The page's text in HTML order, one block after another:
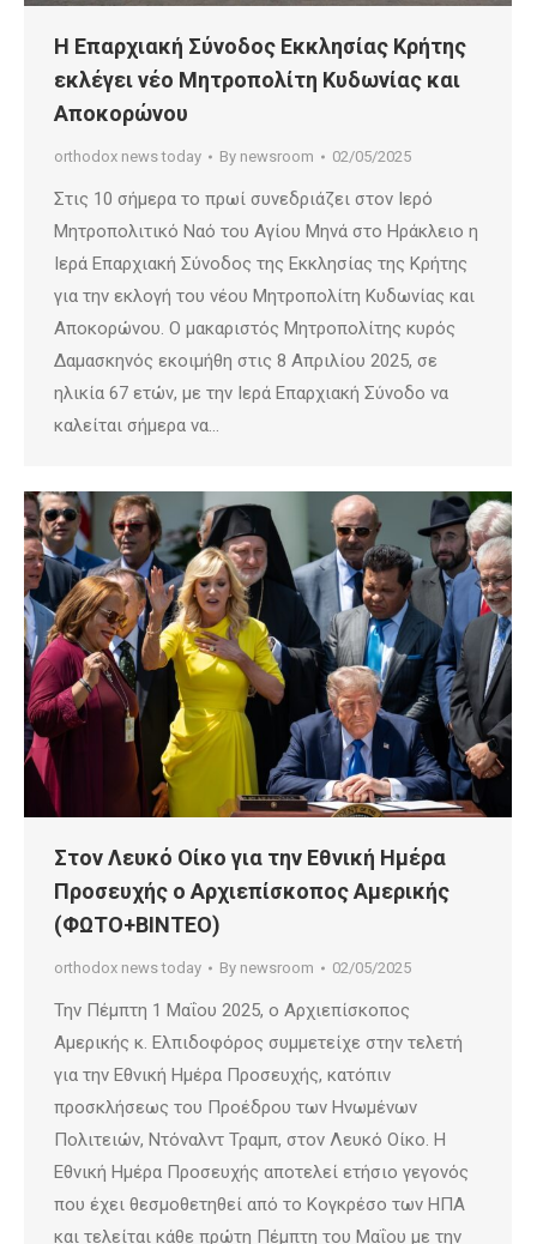
Η Επαρχιακή Σύνοδος Εκκλησίας Κρήτης
εκλέγει νέο Μητροπολίτη Κυδωνίας και
Αποκορώνου
orthodox news today By newsroom 02/05/2025
Στις 10 σήμερα το πρωί συνεδριάζει στον Ιερό
Μητροπολιτικό Ναό του Αγίου Μηνά στο Ηράκλειο η
Ιερά Επαρχιακή Σύνοδος της Εκκλησίας της Κρήτης
για την εκλογή του νέου Μητροπολίτη Κυδωνίας και
Αποκορώνου. Ο μακαριστός Μητροπολίτης κυρός
Δαμασκηνός εκοιμήθη στις 8 Απριλίου 2025, σε
ηλικία 67 ετών, με την Ιερά Επαρχιακή Σύνοδο να
καλείται σήμερα να…
Στον Λευκό Οίκο για την Εθνική Ημέρα
Προσευχής ο Αρχιεπίσκοπος Αμερικής
(ΦΩΤΟ+ΒΙΝΤΕΟ)
orthodox news today By newsroom 02/05/2025
Την Πέμπτη 1 Μαΐου 2025, ο Αρχιεπίσκοπος
Αμερικής κ. Ελπιδοφόρος συμμετείχε στην τελετή
για την Εθνική Ημέρα Προσευχής, κατόπιν
προσκλήσεως του Προέδρου των Ηνωμένων
Πολιτειών, Ντόναλντ Τραμπ, στον Λευκό Οίκο. Η
Εθνική Ημέρα Προσευχής αποτελεί ετήσιο γεγονός
που έχει θεσμοθετηθεί από το Κογκρέσο των ΗΠΑ
και τελείται κάθε πρώτη Πέμπτη του Μαΐου με την